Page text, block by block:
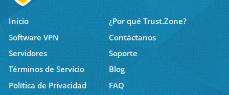
Inicio
¿Por qué Trust.Zone?
Software VPN
Contáctanos
Servidores
Soporte
Términos de Servicio
Blog
Política de Privacidad
FAQ